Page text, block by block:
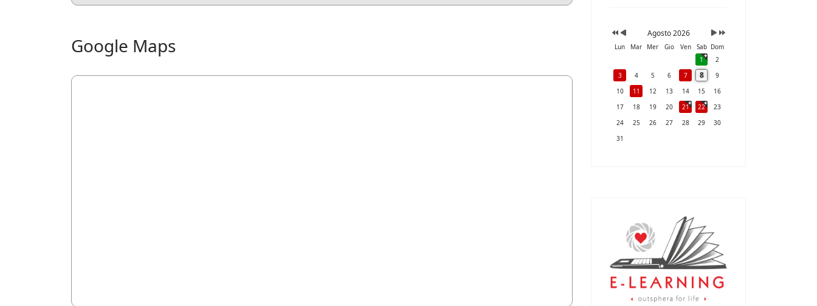
Google Maps
Agosto 2026
Lun Mar Mer Gio Ven Sab Dom
1
2
3
4 5 6 7 8
9
10
11 12 13 14 15
16
17
18 19 20 21 22
23
24
25 26 27 28 29
30
31